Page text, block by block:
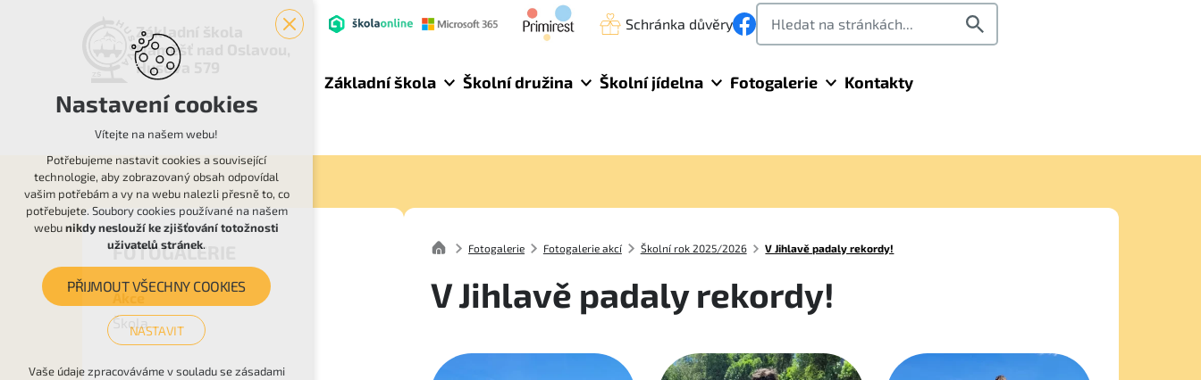
Základní škola
Náměšť nad Oslavou,
Husova 579
Schránka důvěry
Základní škola Školní družina Školní jídelna Fotogalerie Kontakty
Fotogalerie Fotogalerie akcí Školní rok 2025/2026 V Jihlavě padaly rekordy!
V Jihlavě padaly rekordy!
FOTOGALERIE
Akce
Škola
Nastavení cookies
Vítejte na našem webu!
Potřebujeme nastavit cookies a související
technologie, aby zobrazovaný obsah odpovídal
vašim potřebám a vy na webu nalezli přesně to, co
potřebujete. Soubory cookies používané na našem
webunikdy neslouží ke zjišťování totožnosti
uživatelů stránek.
PŘIJMOUT VŠECHNY COOKIES
NASTAVIT
Technická cookies
Vaše údaje zpracováváme v souladu se zásadami